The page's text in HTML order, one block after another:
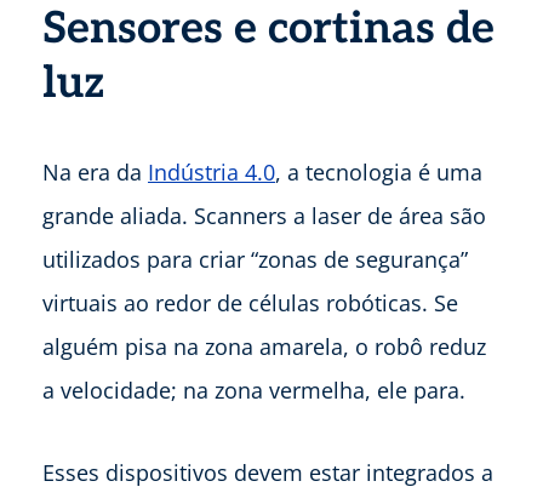
Sensores e cortinas de
luz
Na era da Indústria 4.0, a tecnologia é uma
grande aliada. Scanners a laser de área são
utilizados para criar “zonas de segurança”
virtuais ao redor de células robóticas. Se
alguém pisa na zona amarela, o robô reduz
a velocidade; na zona vermelha, ele para.
Esses dispositivos devem estar integrados a